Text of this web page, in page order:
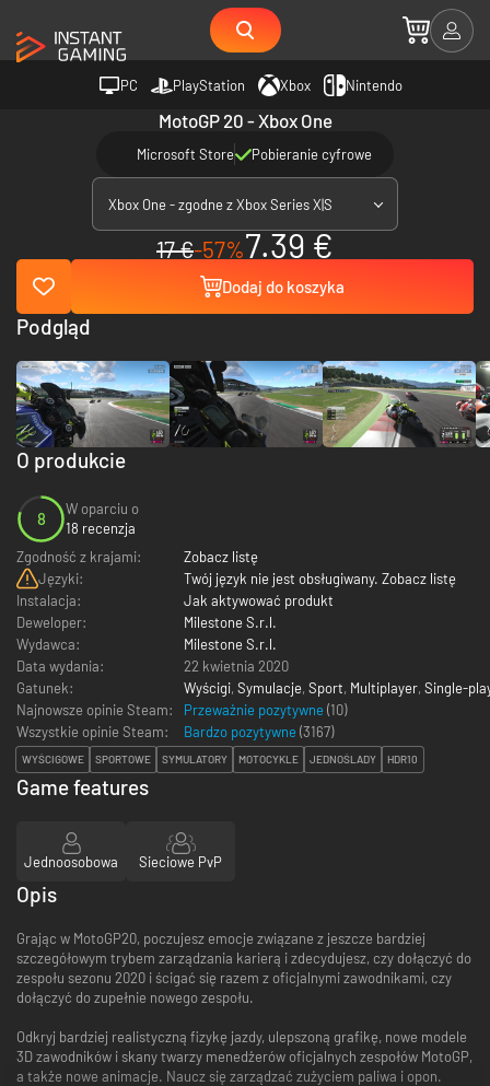
PC PlayStation Xbox Nintendo
MotoGP 20 - Xbox One
Microsoft Store Pobieranie cyfrowe
Xbox One - zgodne z Xbox Series X|S
17 €-57%7.39 €
Dodaj do koszyka
O produkcie
8
W oparciu o
18 recenzja
Zgodność z krajami:
Zobacz listę
Języki:
Twój język nie jest obsługiwany. Zobacz listę
Instalacja:
Jak aktywować produkt
Deweloper:
Milestone S.r.l.
Wydawca:
Milestone S.r.l.
Data wydania:
22 kwietnia 2020
Gatunek:
Wyścigi, Symulacje, Sport, Multiplayer, Single-
Najnowsze opinie Steam:
Przeważnie pozytywne (10)
Wszystkie opinie Steam:
Bardzo pozytywne (3167)
WYŚCIGOWE SPORTOWE SYMULATORY MOTOCYKLE JEDNOŚLADY HDR10
Podgląd
Game features
Jednoosobowa Sieciowe PvP
Opis
Grając w MotoGP20, poczujesz emocje związane z jeszcze bardziej
szczegółowym trybem zarządzania karierą i zdecydujesz, czy dołączyć do
zespołu sezonu 2020 i ścigać się razem z oficjalnymi zawodnikami, czy
dołączyć do zupełnie nowego zespołu.
Odkryj bardziej realistyczną fizykę jazdy, ulepszoną grafikę, nowe modele
3D zawodników i skany twarzy menedżerów oficjalnych zespołów MotoGP,
a także nowe animacje. Naucz się zarządzać zużyciem paliwa i opon.